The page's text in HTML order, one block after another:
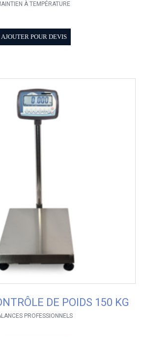
À TEMPÉRATURE
AJOUTER POUR DEVIS
DE POIDS 150 KG
PROFESSIONNELS